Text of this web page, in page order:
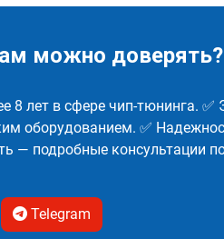
можно доверять?
8 лет в сфере чип-тюнинга.
оборудованием. ✅
— подробные консультации
Telegram